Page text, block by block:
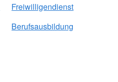
Freiwilligendienst
Berufsausbildung